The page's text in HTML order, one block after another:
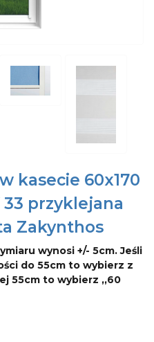
kasecie 60x170
33 przyklejana
Zakynthos
wynosi +/- 5cm. Jeśli
do 55cm to wybierz z
55cm to wybierz ,,60